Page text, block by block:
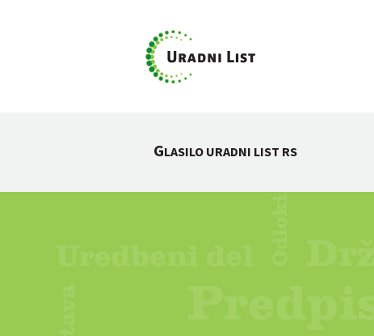
GLASILO URADNI LIST RS